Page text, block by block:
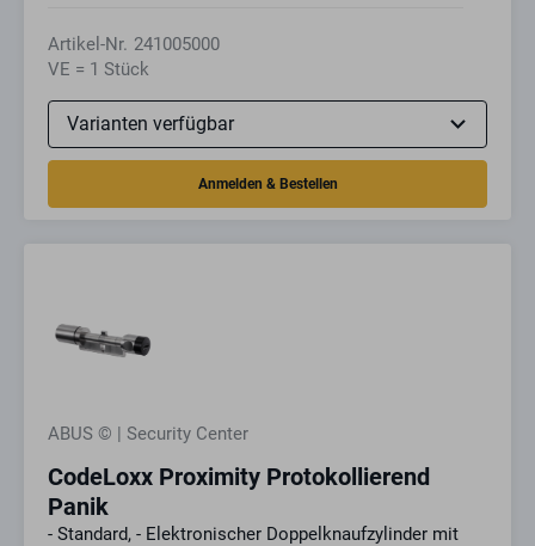
Artikel-Nr. 241005000
VE = 1 Stück
ABUS © | Security Center
CodeLoxx Proximity Protokollierend
Panik
- Standard, - Elektronischer Doppelknaufzylinder mit